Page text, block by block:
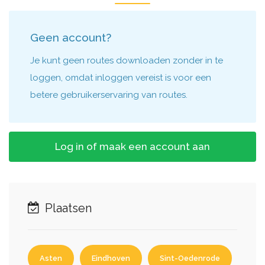
Geen account?
Je kunt geen routes downloaden zonder in te
loggen, omdat inloggen vereist is voor een
betere gebruikerservaring van routes.
Log in of maak een account aan
Plaatsen
Asten Eindhoven Sint-Oedenrode